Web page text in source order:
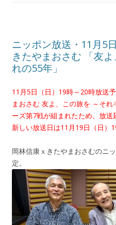
ニッポン放送・11月5
きたやまおさむ 「友
れの55年」
11月5日（日）19時～20時放送
まおさむ 友よ、この旅を ～そ
ーズ第7戦が組まれたため、放送
新しい放送日は11月19日（日）
岡林信康ｘきたやまおさむのニ
定。